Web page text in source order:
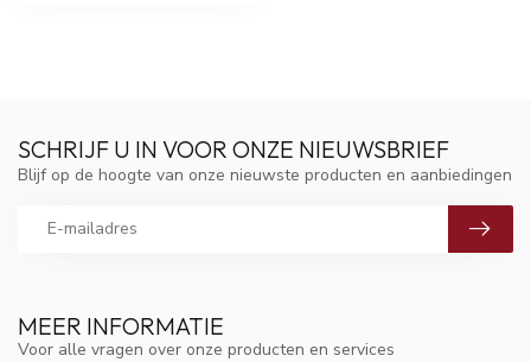
MEER INFORMATIE
Voor alle vragen over onze producten en services
SCHRIJF U IN VOOR ONZE NIEUWSBRIEF
Blijf op de hoogte van onze nieuwste producten en aanbiedingen